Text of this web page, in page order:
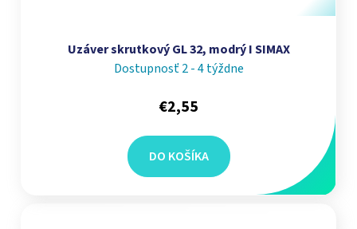
Uzáver skrutkový GL 32, modrý I SIMAX
Dostupnosť 2 - 4 týždne
€2,55
DO KOŠÍKA